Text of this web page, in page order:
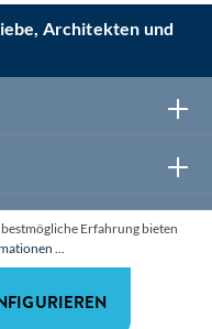
Architekten und
Alle Rechte
Erfahrung bieten
...